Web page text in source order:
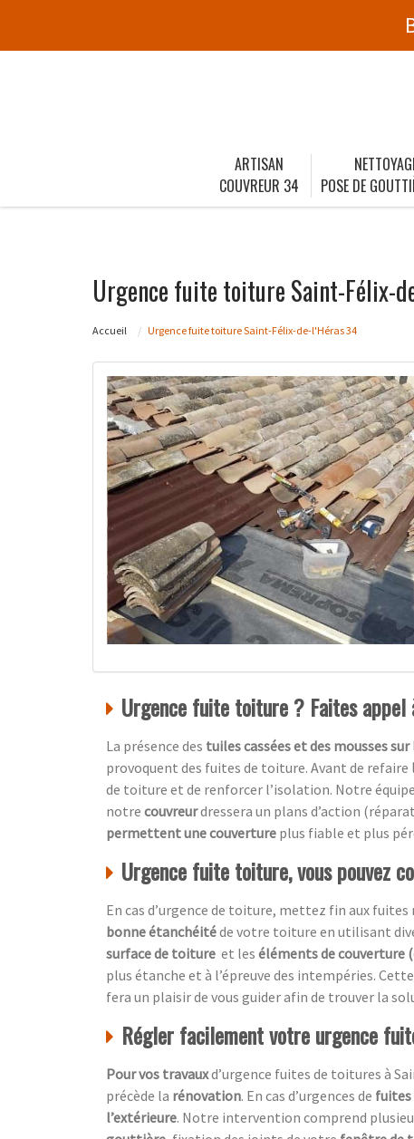
ARTISAN
COUVREUR 34
POSE DE
Urgence fuite toiture Saint-Félix-
Accueil Urgence fuite toiture Saint-Félix-de-l'Héras 34
Urgence fuite toiture ? Faites
La présence des tuiles cassées et des mousses
provoquent des fuites de toiture. Avant de refaire
de toiture et de renforcer l’isolation. Notre
notre couvreurdressera un plans d’action
permettent une couverture plus fiable et plus
Urgence fuite toiture, vous pouvez
En cas d’urgence de toiture, mettez fin aux
bonne étanchéitéde votre toiture en utilisant
surface de toiture et les éléments de couverture
plus étanche et à l’épreuve des intempéries. Cette
fera un plaisir de vous guider afin de trouver la
Régler facilement votre urgence
Pour vos travauxd’urgence fuites de toitures à
précède la rénovation. En cas d’urgences de fuites
l’extérieure. Notre intervention comprend